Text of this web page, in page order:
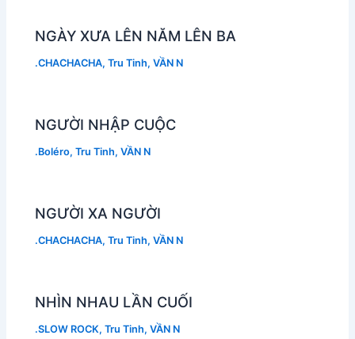
NGÀY XƯA LÊN NĂM LÊN BA
.CHACHACHA,Tru Tinh,VẦN N
NGƯỜI NHẬP CUỘC
.Boléro,Tru Tinh,VẦN N
NGƯỜI XA NGƯỜI
.CHACHACHA,Tru Tinh,VẦN N
NHÌN NHAU LẦN CUỐI
.SLOW ROCK,Tru Tinh,VẦN N